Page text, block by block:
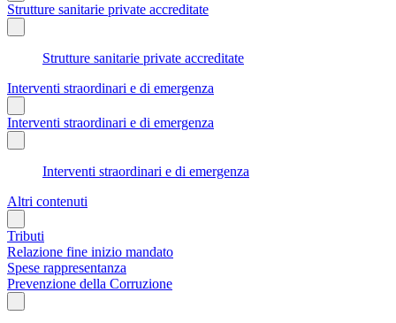
Strutture sanitarie private accreditate
Strutture sanitarie private accreditate
Interventi straordinari e di emergenza
Interventi straordinari e di emergenza
Interventi straordinari e di emergenza
Altri contenuti
Tributi
Relazione fine inizio mandato
Spese rappresentanza
Prevenzione della Corruzione